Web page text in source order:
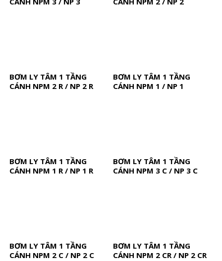
BƠM LY TÂM 1 TẦNG
CÁNH NPM 2 R / NP 2 R
BƠM LY TÂM 1 TẦNG
CÁNH NPM 1 / NP 1
BƠM LY TÂM 1 TẦNG
CÁNH NPM 1 R / NP 1 R
BƠM LY TÂM 1 TẦNG
CÁNH NPM 3 C / NP 3 C
BƠM LY TÂM 1 TẦNG
CÁNH NPM 2 C / NP 2 C
BƠM LY TÂM 1 TẦNG
CÁNH NPM 2 CR / NP 2 CR